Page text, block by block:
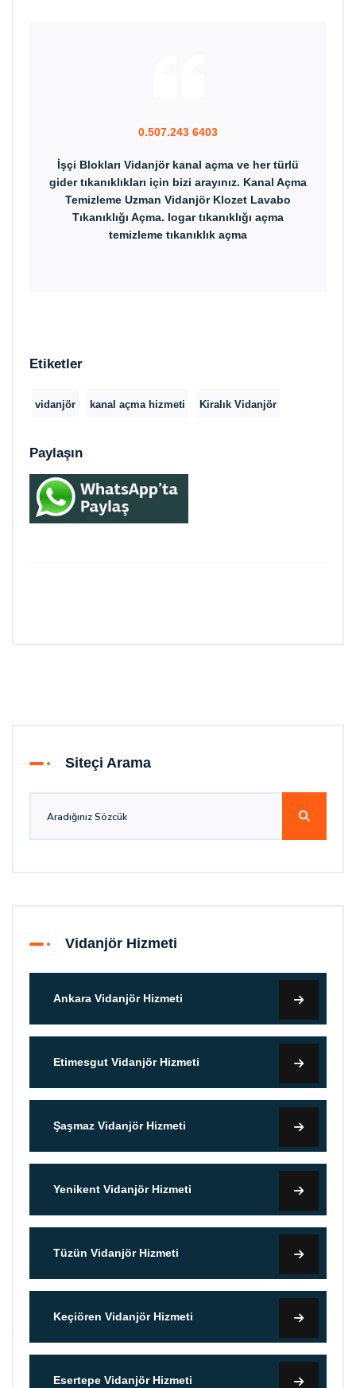
0.507.243 6403
İşçi Blokları Vidanjör kanal açma ve her türlü
gider tıkanıklıkları için bizi arayınız. Kanal Açma
Temizleme Uzman Vidanjör Klozet Lavabo
Tıkanıklığı Açma. logar tıkanıklığı açma
temizleme tıkanıklık açma
Etiketler
vidanjör kanal açma hizmeti Kiralık Vidanjör
Paylaşın
Siteçi Arama
Vidanjör Hizmeti
Ankara Vidanjör Hizmeti
Etimesgut Vidanjör Hizmeti
Şaşmaz Vidanjör Hizmeti
Yenikent Vidanjör Hizmeti
Tüzün Vidanjör Hizmeti
Keçiören Vidanjör Hizmeti
Esertepe Vidanjör Hizmeti